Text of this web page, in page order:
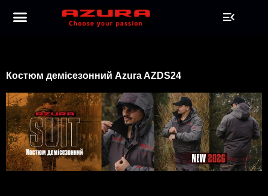
Костюм демісезонний Azura AZDS24